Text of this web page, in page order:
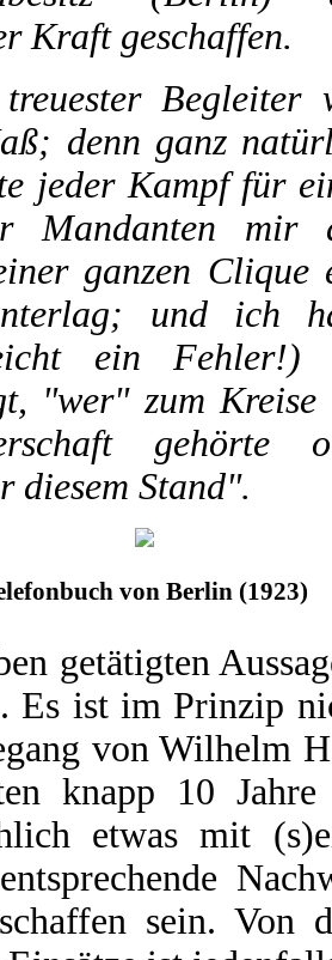
Kraft geschaffen.
Begleiter
denn ganz
jeder Kampf für
Mandanten mir
ganzen Clique
und ich
ein Fehler!)
"wer" zum Kreise
gehörte
diesem Stand".
von Berlin (1923)
getätigten
Es ist im Prinzip
von Wilhelm
knapp 10
etwas mit
sein. Von